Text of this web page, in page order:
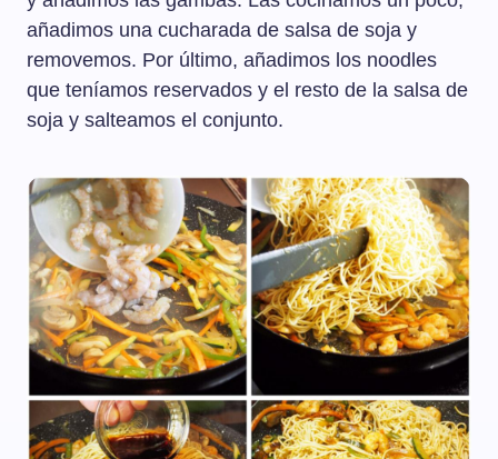
añadimos una cucharada de salsa de soja y
removemos. Por último, añadimos los noodles
que teníamos reservados y el resto de la salsa de
soja y salteamos el conjunto.